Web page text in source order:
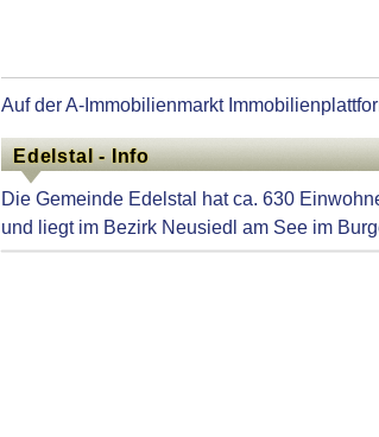
Auf der A-Immobilienmarkt
Edelstal - Info
Die Gemeinde Edelstal hat ca. 630
und liegt im Bezirk Neusiedl am See im